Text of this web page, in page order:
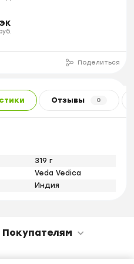
Поделиться
Отзывы 0
319 г
Veda Vedica
Индия
Покупателям